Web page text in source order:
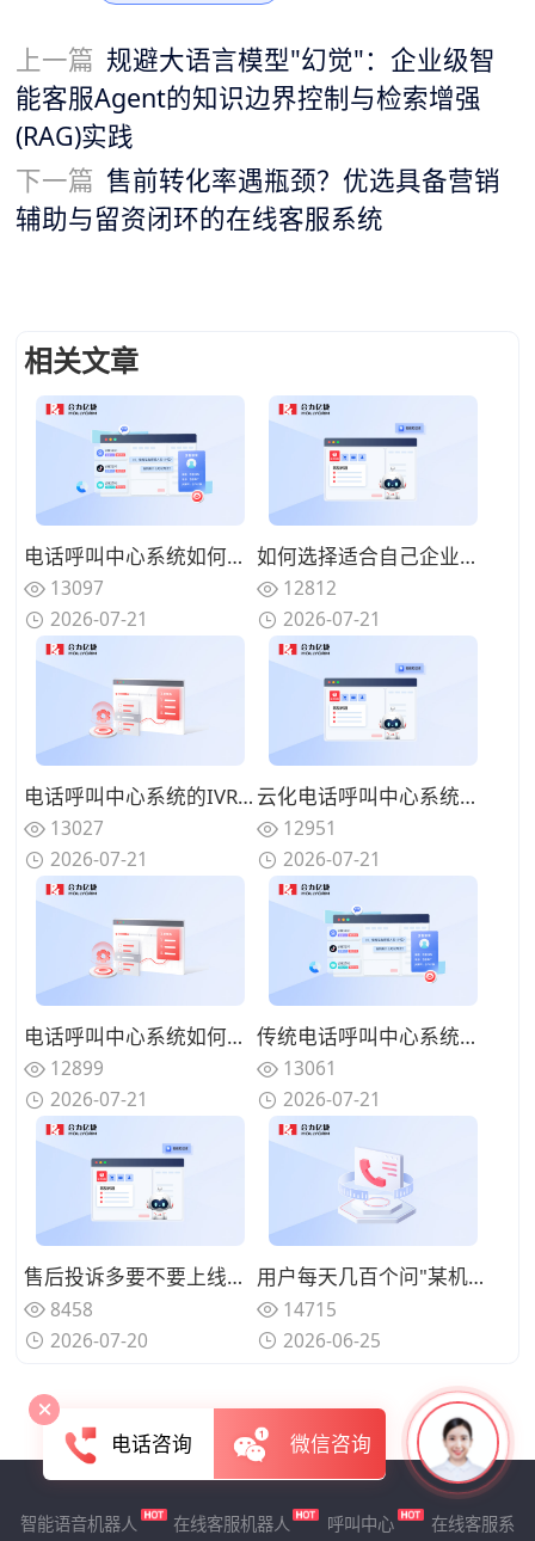
上一篇 规避大语言模型"幻觉"：企业级智
能客服Agent的知识边界控制与检索增强
(RAG)实践
下一篇 售前转化率遇瓶颈？优选具备营销
辅助与留资闭环的在线客服系统
相关文章
电话呼叫中心系统如何与在线渠道融合？全触点统一路由的协同方案
13097
2026-07-21
如何选择适合自己企业的电话呼叫中心系统？功能匹配与扩展性的权衡
12812
2026-07-21
电话呼叫中心系统的IVR设计有哪些技巧？告别迷宫式菜单的用户友好设计
13027
2026-07-21
云化电话呼叫中心系统有哪些优势？告别硬件束缚的灵活部署模式
12951
2026-07-21
电话呼叫中心系统如何实现来电智能分配？路由策略优化坐席资源调配
12899
2026-07-21
传统电话呼叫中心系统面临哪些挑战？数字化转型的迫切性与路径
13061
2026-07-21
售后投诉多要不要上线呼叫中心系统？规范来电处理标准
8458
2026-07-20
用户每天几百个问"某机型回收多少钱"、人工查型号报价慢还漏单？用智能电话呼叫中心系统自动识别型号并实时报价
14715
2026-06-25
智能语音机器人 在线客服机器人 呼叫中心 在线客服系
电话咨询 微信咨询